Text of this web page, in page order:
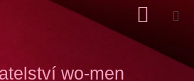
KOŠÍK
wo-men